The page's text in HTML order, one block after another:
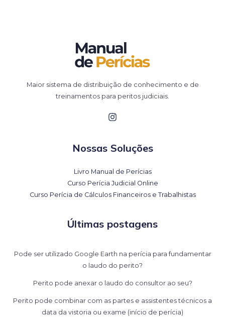
Maior sistema de distribuição de conhecimento e de
treinamentos para peritos judiciais.
Nossas Soluções
Livro Manual de Perícias
Curso Perícia Judicial Online
Curso Perícia de Cálculos Financeiros e Trabalhistas
Últimas postagens
Pode ser utilizado Google Earth na perícia para fundamentar
o laudo do perito?
Perito pode anexar o laudo do consultor ao seu?
Perito pode combinar com as partes e assistentes técnicos a
data da vistoria ou exame (início de perícia)